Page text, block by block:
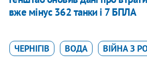
вже мінус 362 танки і 7 БПЛА
ЧЕРНІГІВ ВОДА ВІЙНА З